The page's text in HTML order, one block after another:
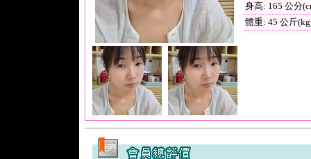
身高: 165 公分
體重: 45 公斤